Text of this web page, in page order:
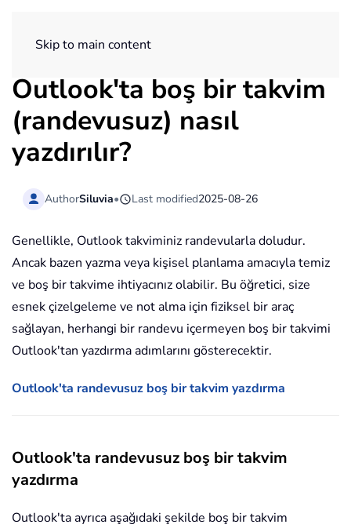
Skip to main content
Outlook'ta boş bir takvim
(randevusuz) nasıl
yazdırılır?
AuthorSiluvia• Last modified2025-08-26
Genellikle, Outlook takviminiz randevularla doludur.
Ancak bazen yazma veya kişisel planlama amacıyla temiz
ve boş bir takvime ihtiyacınız olabilir. Bu öğretici, size
esnek çizelgeleme ve not alma için fiziksel bir araç
sağlayan, herhangi bir randevu içermeyen boş bir takvimi
Outlook'tan yazdırma adımlarını gösterecektir.
Outlook'ta randevusuz boş bir takvim yazdırma
Outlook'ta randevusuz boş bir takvim
yazdırma
Outlook'ta ayrıca aşağıdaki şekilde boş bir takvim